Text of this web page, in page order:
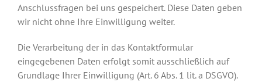
Anschlussfragen bei uns gespeichert. Diese Daten geben
wir nicht ohne Ihre Einwilligung weiter.
Die Verarbeitung der in das Kontaktformular
eingegebenen Daten erfolgt somit ausschließlich auf
Grundlage Ihrer Einwilligung (Art. 6 Abs. 1 lit. a DSGVO).